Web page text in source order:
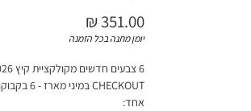
יומן מתנה בכל הזמנה
CHECKOUT במיני מארז - 6 בקבוקונים,
אחד: